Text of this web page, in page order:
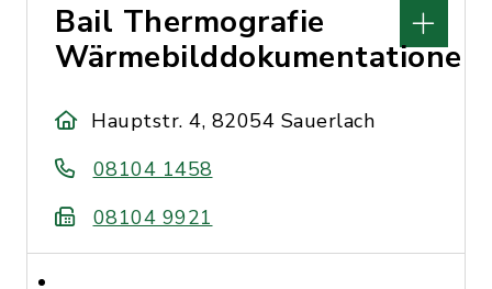
Bail Thermografie
Wärmebilddokumentationen
Hauptstr. 4, 82054 Sauerlach
08104 1458
08104 9921